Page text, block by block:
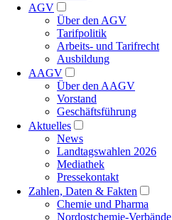
AGV
Über den AGV
Tarifpolitik
Arbeits- und Tarifrecht
Ausbildung
AAGV
Über den AAGV
Vorstand
Geschäftsführung
Aktuelles
News
Landtagswahlen 2026
Mediathek
Pressekontakt
Zahlen, Daten & Fakten
Chemie und Pharma
Nordostchemie-Verbände